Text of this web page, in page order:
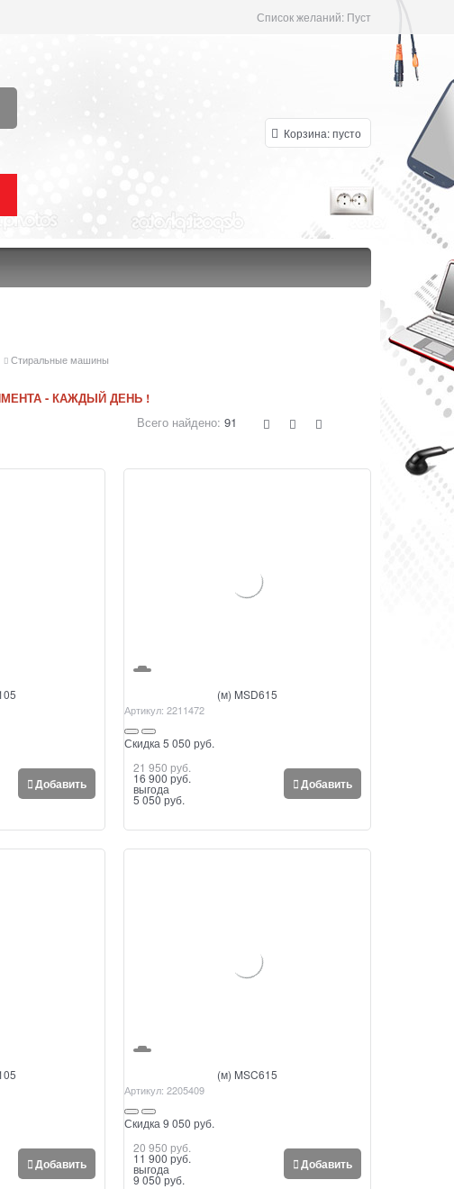
Список желаний: Пуст
Корзина:пусто
Стиральные машины
- КАЖДЫЙ ДЕНЬ !
Всего найдено: 91
Добавить
(м) MSD615
Артикул: 2211472
Скидка 5 050 руб.
21 950 руб.
16 900 руб.
выгода
5 050 руб.
Добавить
Добавить
(м) MSC615
Артикул: 2205409
Скидка 9 050 руб.
20 950 руб.
11 900 руб.
выгода
9 050 руб.
Добавить